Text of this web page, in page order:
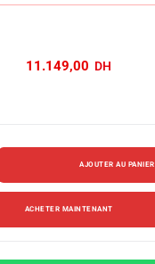
AJOUTER AU PANIER
ACHETER MAINTENANT